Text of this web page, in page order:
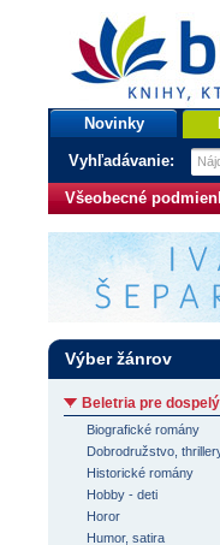
bux.sk
knihy, ktorými žijete
Úvodná stránka
Novinky
Vyhľadávanie:
Všeobecné
Výber žánrov
Beletria pre
Biografické romány
Dobrodružstvo,
Historické romány
Hobby - deti
Horor
Humor, satira